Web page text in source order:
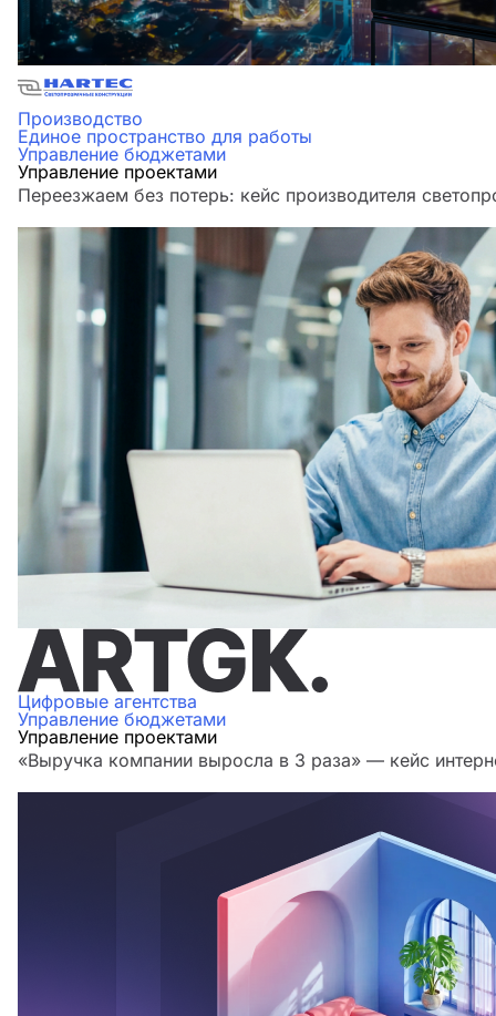
Производство
Единое пространство для работы
Управление бюджетами
Управление проектами
Переезжаем без потерь: кейс производителя
Цифровые агентства
Управление бюджетами
Управление проектами
«Выручка компании выросла в 3 раза» — кейс